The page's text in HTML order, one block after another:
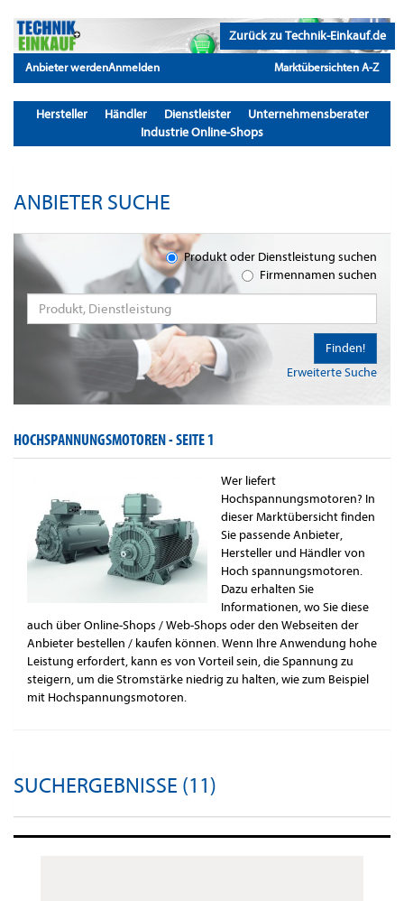
Zurück zu Technik-Einkauf.de
Anbieter werdenAnmelden Marktübersichten A-Z
Hersteller Händler Dienstleister
Unternehmensberater
Industrie Online-Shops
ANBIETER SUCHE
Produkt oder Dienstleistung suchen
Firmennamen suchen
Erweiterte Suche
Finden!
HOCHSPANNUNGSMOTOREN -SEITE 1
Wer liefert
Hochspannungsmotoren? In
dieser Marktübersicht finden
Sie passende Anbieter,
Hersteller und Händler von
Hoch spannungsmotoren.
Dazu erhalten Sie
Informationen, wo Sie diese
auch über Online-Shops / Web-Shops oder den Webseiten der
Anbieter bestellen / kaufen können. Wenn Ihre Anwendung hohe
Leistung erfordert, kann es von Vorteil sein, die Spannung zu
steigern, um die Stromstärke niedrig zu halten, wie zum Beispiel
mit Hochspannungsmotoren.
SUCHERGEBNISSE (11)